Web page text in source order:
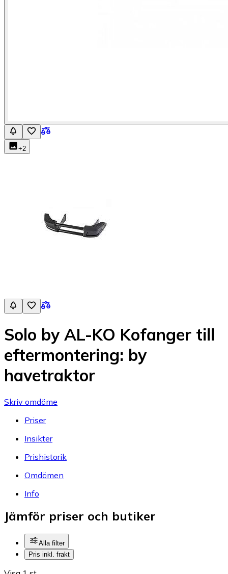
+2
Solo by AL-KO Kofanger till
eftermontering: by
havetraktor
Skriv omdöme
Priser
Insikter
Prishistorik
Omdömen
Info
Jämför priser och butiker
Alla filter
Pris inkl. frakt